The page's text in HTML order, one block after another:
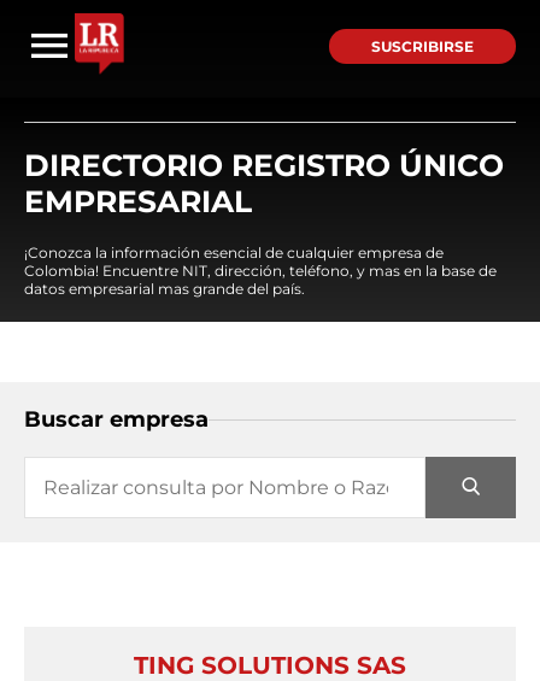
SUSCRIBIRSE
DIRECTORIO REGISTRO ÚNICO
EMPRESARIAL
¡Conozca la información esencial de cualquier empresa de
Colombia! Encuentre NIT, dirección, teléfono, y mas en la base de
datos empresarial mas grande del país.
Buscar empresa
TING SOLUTIONS SAS